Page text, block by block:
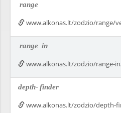
range
www.alkonas.lt/zodzio/range/
range in
www.alkonas.lt/zodzio/range-
depth-finder
www.alkonas.lt/zodzio/depth-